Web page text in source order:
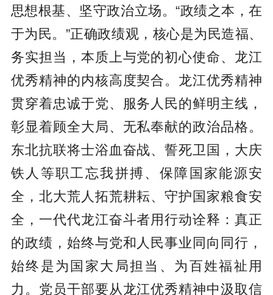
思想根基、坚守政治立场。“政绩之本，在
于为民。”正确政绩观，核心是为民造福、
务实担当，本质上与党的初心使命、龙江
优秀精神的内核高度契合。龙江优秀精神
贯穿着忠诚于党、服务人民的鲜明主线，
彰显着顾全大局、无私奉献的政治品格。
东北抗联将士浴血奋战、誓死卫国，大庆
铁人等职工忘我拼搏、保障国家能源安
全，北大荒人拓荒耕耘、守护国家粮食安
全，一代代龙江奋斗者用行动诠释：真正
的政绩，始终与党和人民事业同向同行，
始终是为国家大局担当、为百姓福祉用
力。党员干部要从龙江优秀精神中汲取信